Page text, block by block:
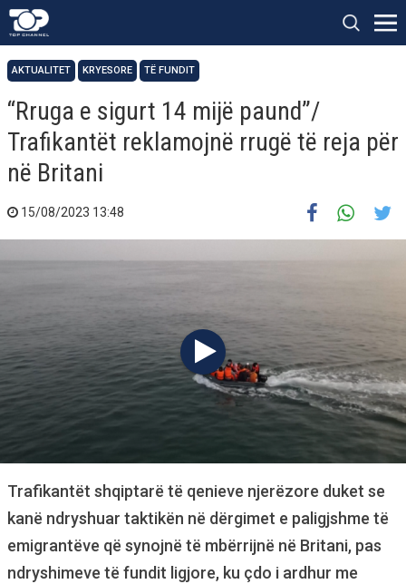
AKTUALITET KRYESORE TË FUNDIT
“Rruga e sigurt 14 mijë paund”/
Trafikantët reklamojnë rrugë të reja për
në Britani
15/08/2023 13:48
Trafikantët shqiptarë të qenieve njerëzore duket se
kanë ndryshuar taktikën në dërgimet e paligjshme të
emigrantëve që synojnë të mbërrijnë në Britani, pas
ndryshimeve të fundit ligjore, ku çdo i ardhur me